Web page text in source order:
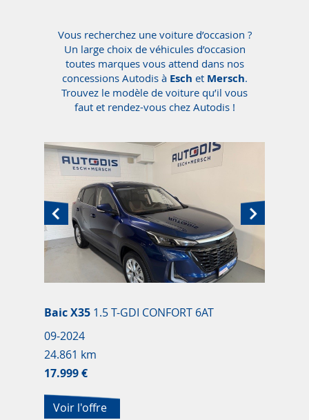
Vous recherchez une voiture d’occasion ?
Un large choix de véhicules d’occasion
toutes marques vous attend dans nos
concessions Autodis à Esch et Mersch.
Trouvez le modèle de voiture qu’il vous
faut et rendez-vous chez Autodis !
Baic X35 1.5 T-GDI CONFORT 6AT
09-2024
24.861 km
17.999 €
Voir l'offre